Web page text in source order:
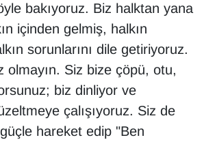
bakıyoruz. Biz halktan yana
içinden gelmiş, halkın
sorunlarını dile getiriyoruz.
olmayın. Siz bize çöpü, otu,
biz dinliyor ve
çalışıyoruz. Siz de
hareket edip "Ben